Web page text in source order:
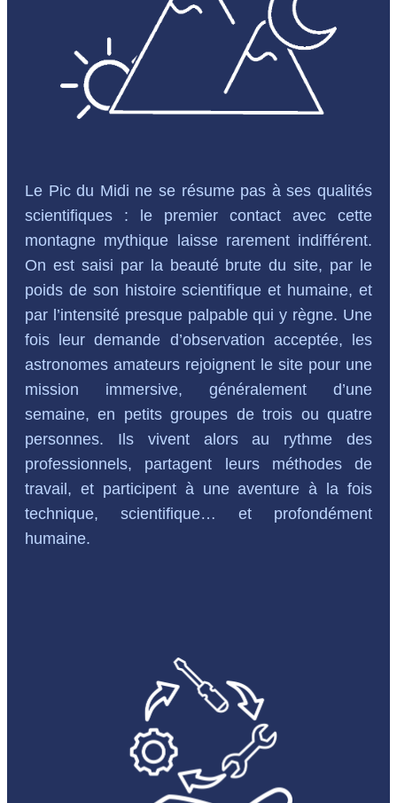
Le Pic du Midi ne se résume pas à ses qualités
scientifiques : le premier contact avec cette
montagne mythique laisse rarement indifférent.
On est saisi par la beauté brute du site, par le
poids de son histoire scientifique et humaine, et
par l’intensité presque palpable qui y règne. Une
fois leur demande d’observation acceptée, les
astronomes amateurs rejoignent le site pour une
mission immersive, généralement d’une
semaine, en petits groupes de trois ou quatre
personnes. Ils vivent alors au rythme des
professionnels, partagent leurs méthodes de
travail, et participent à une aventure à la fois
technique, scientifique… et profondément
humaine.